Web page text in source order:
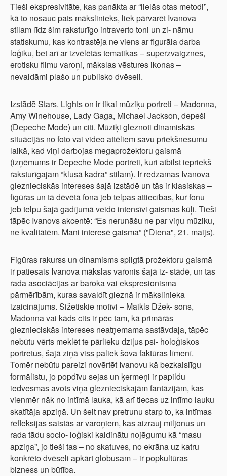
Tieši ekspresivitāte, kas panākta ar “lielās otas metodi”,
kā to nosauc pats mākslinieks, liek pārvarēt Ivanova
stilam līdz šim raksturīgo intraverto toni un zi- nāmu
statiskumu, kas kontrastēja ne viens ar figurāla darba
loģiku, bet arī ar izvēlētās tematikas – superzvaigznes,
erotisku filmu varoņi, mākslas vēstures ikonas –
nevaldāmi plašo un publisko dvēseli.
Izstādē Stars. Lights on ir tikai mūziķu portreti – Madonna,
Amy Winehouse, Lady Gaga, Michael Jackson, depeši
(Depeche Mode) un citi. Mūziķi gleznoti dinamiskās
situācijās no foto vai video attēliem savu priekšnesumu
laikā, kad viņi darbojas megaprožektoru gaismā
(izņēmums ir Depeche Mode portreti, kuri atbilst iepriekš
raksturīgajam “klusā kadra” stilam). Ir redzamas Ivanova
gleznieciskās intereses šajā izstādē un tās ir klasiskas –
figūras un tā dēvētā fona jeb telpas attiecības, kur fonu
jeb telpu šajā gadījumā veido intensīvi gaismas kūļi. Tieši
tāpēc Ivanovs akcentē: “Es nerunāšu ne par viņu mūziku,
ne kvalitātēm. Mani interesē gaisma” ("Diena", 21. maijs).
Figūras rakurss un dinamisms spilgtā prožektoru gaismā
ir patiesais Ivanova mākslas varonis šajā iz- stādē, un tas
rada asociācijas ar baroka vai ekspresionisma
pārmērībām, kuras savaldīt gleznā ir mākslinieka
izaicinājums. Sižetiskie motīvi – Maikls Džek- sons,
Madonna vai kāds cits ir pēc tam, kā primārās
gleznieciskās intereses neatņemama sastāvdaļa, tāpēc
nebūtu vērts meklēt te pārlieku dziļus psi- holoģiskos
portretus, šajā ziņā viss paliek šova faktūras līmenī.
Tomēr nebūtu pareizi novērtēt Ivanovu kā bezkaislīgu
formālistu, jo popdīvu sejas un ķermeņi ir papildu
iedvesmas avots viņa gleznieciskajām fantāzijām, kas
vienmēr nāk no intīmā lauka, kā arī tiecas uz intīmo lauku
skatītāja apziņā. Un šeit nav pretrunu starp to, ka intīmas
refleksijas saistās ar varoņiem, kas aizrauj miljonus un
rada tādu socio- loģiski kaldinātu nojēgumu kā “masu
apziņa”, jo tieši tas – no skatuves, no ekrāna uz katru
konkrēto dvēseli apkārt globusam – ir popkultūras
bizness un būtība.